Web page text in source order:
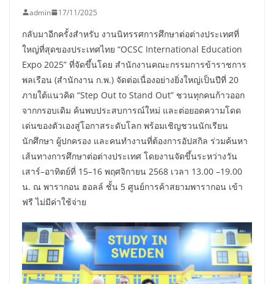
admin 17/11/2025
กลับมาอีกครั้งสำหรับ งานนิทรรศการศึกษาต่อต่างประเทศที่
ใหญ่ที่สุดของประเทศไทย “OCSC International Education
Expo 2025” ที่จัดขึ้นโดย สำนักงานคณะกรรมการข้าราชการ
พลเรือน (สำนักงาน ก.พ.) จัดต่อเนื่องอย่างยิ่งใหญ่เป็นปีที่ 20
ภายใต้แนวคิด “Step Out to Stand Out” ชวนทุกคนก้าวออก
จากกรอบเดิม ค้นพบประสบการณ์ใหม่ และต่อยอดความโดด
เด่นของตัวเองสู่โอกาสระดับโลก พร้อมเชิญชวนนักเรียน
นักศึกษา ผู้ปกครอง และคนทำงานที่ต้องการอัปสกิล ร่วมค้นหา
เส้นทางการศึกษาต่อต่างประเทศ โดยงานจัดขึ้นระหว่างวัน
เสาร์–อาทิตย์ที่ 15–16 พฤศจิกายน 2568 เวลา 13.00 –19.00
น. ณ พารากอน ฮอลล์ ชั้น 5 ศูนย์การค้าสยามพารากอน เข้า
ฟรี ไม่มีค่าใช้จ่าย